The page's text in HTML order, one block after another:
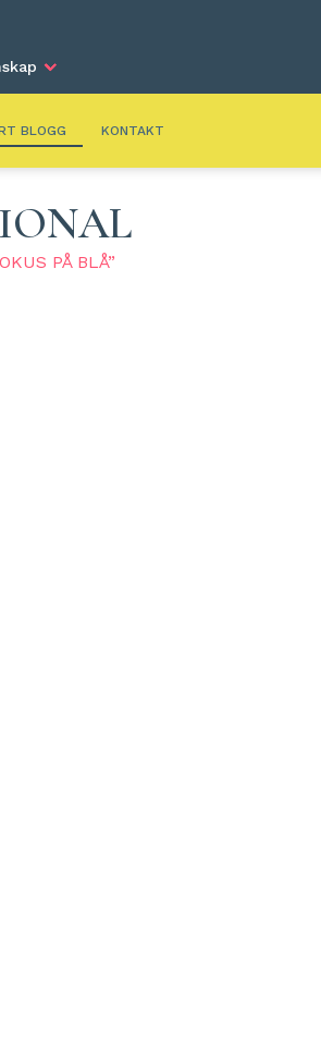
BLOGG KONTAKT
PÅ BLÅ”